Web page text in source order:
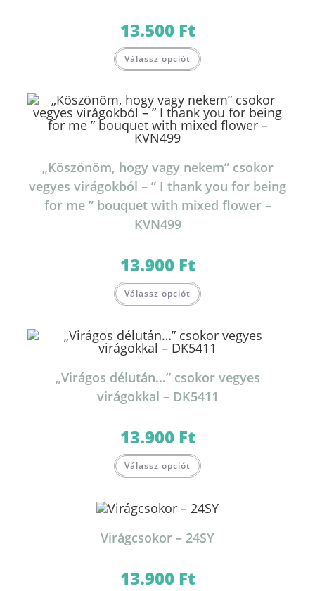
13.500 Ft
Válassz opciót
„Köszönöm, hogy vagy nekem” csokor
vegyes virágokból – ” I thank you for being
for me ” bouquet with mixed flower –
KVN499
13.900 Ft
Válassz opciót
„Virágos délután…” csokor vegyes
virágokkal – DK5411
13.900 Ft
Válassz opciót
Virágcsokor – 24SY
13.900 Ft